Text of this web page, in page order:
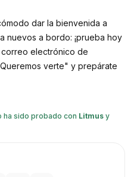
dar la bienvenida a
nuevos a bordo: ¡prueba hoy
correo electrónico de
verte" y prepárate
sido probado con Litmusy